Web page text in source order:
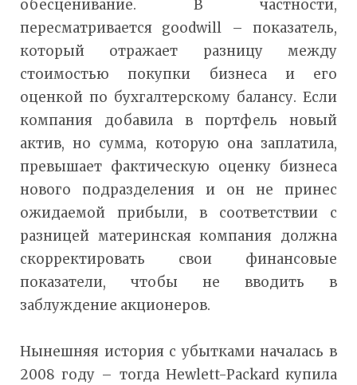
обесценивание. В частности,
пересматривается goodwill – показатель,
который отражает разницу между
стоимостью покупки бизнеса и его
оценкой по бухгалтерскому балансу. Если
компания добавила в портфель новый
актив, но сумма, которую она заплатила,
превышает фактическую оценку бизнеса
нового подразделения и он не принес
ожидаемой прибыли, в соответствии с
разницей материнская компания должна
скорректировать свои финансовые
показатели, чтобы не вводить в
заблуждение акционеров.
Нынешняя история с убытками началась в
2008 году – тогда Hewlett-Packard купила